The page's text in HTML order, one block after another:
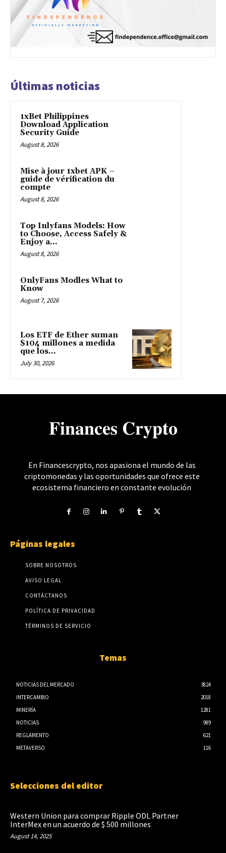
Últimas noticias
1xBet Philippines
Download Application
Security Guide
August 8, 2026
Mise à jour 1xbet APK –
guide de vérification du
compte
August 8, 2026
Top Inlyfans Models: How
to Choose, Access Safely &
Enjoy a...
August 8, 2026
OnlyFans Modles What to
Know
August 7, 2026
Los ETF de Ether suman
$104 millones a medida
que los...
July 30, 2026
𝐅𝐢𝐧𝐚𝐧𝐜𝐞𝐬 𝐂𝐫𝐲𝐩𝐭𝐨
En Financescrypto, nos apasiona el mundo de las
criptomonedas y las oportunidades que ofrece este
ecosistema financiero en constante evolución
Páginas legales
SOBRE NOSOTROS
AVISO LEGAL
CONTÁCTANOS
POLÍTICA DE PRIVACIDAD
TÉRMINOS DE SERVICIO
Temas
NOTICIAS DEL MERCADO
3824
INTERCAMBIO
2018
MINERÍA
1281
NOTICIAS
989
REGLAMENTO
621
METAVERSO
116
Selecciones del editor
Western Union para comprar Ripple ODL Partner
InterMex en un acuerdo de $ 500 millones
August 14, 2025